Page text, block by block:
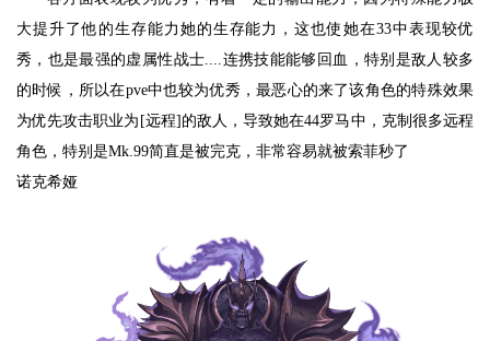
大提升了他的生存能力她的生存能力，这也使她在33中表现较优
秀，也是最强的虚属性战士....连携技能能够回血，特别是敌人较多
的时候，所以在pve中也较为优秀，最恶心的来了该角色的特殊效果
为优先攻击职业为[远程]的敌人，导致她在44罗马中，克制很多远程
角色，特别是Mk.99简直是被完克，非常容易就被索菲秒了
诺克希娅